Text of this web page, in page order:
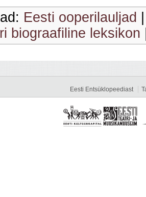
Eesti ooperilauljad
biograafiline leksikon
Eesti Entsüklopeediast